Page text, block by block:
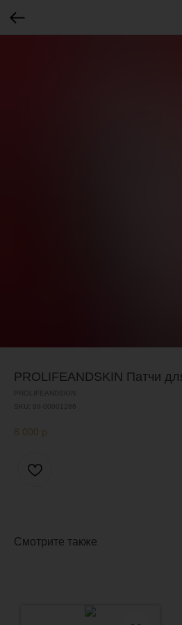
PROLIFEANDSKIN Патчи
PROLIFEANDSKIN
SKU:
99-00001286
8 000 р.
Смотрите также